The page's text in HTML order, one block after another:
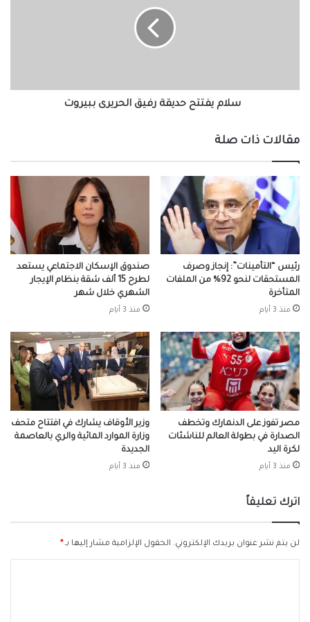
سلام يفتتح حديقة رفيق الحريرى ببيروت
مقالات ذات صلة
رئيس “التأمينات”: إنجاز وصرف
المستحقات لنحو 92% من الملفات
المتأخرة
منذ 3 أيام
صندوق الإسكان الاجتماعي يستعد
لطرح 15 ألف شقة بنظام الإيجار
الشهري خلال شهر
منذ 3 أيام
مصر تفوز على الدنمارك وتخطف
الصدارة في بطولة العالم للناشئات
لكرة اليد
منذ 3 أيام
وزير الأوقاف يشارك في افتتاح متحف
وزارة الموارد المائية والري بالعاصمة
الجديدة
منذ 3 أيام
اترك تعليقاً
لن يتم نشر عنوان بريدك الإلكتروني. الحقول الإلزامية مشار إليها بـ*